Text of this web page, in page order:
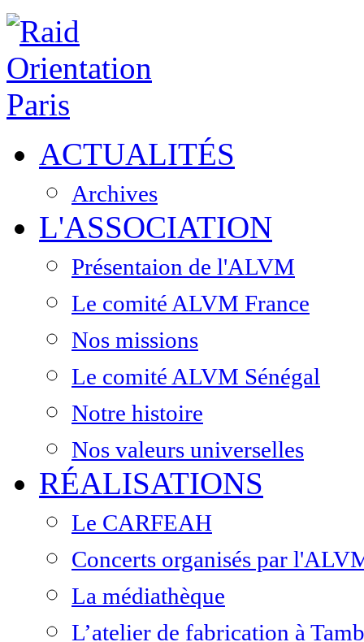
ACTUALITÉS
Archives
L'ASSOCIATION
Présentaion de l'ALVM
Le comité ALVM France
Nos missions
Le comité ALVM Sénégal
Notre histoire
Nos valeurs universelles
RÉALISATIONS
Le CARFEAH
Concerts organisés par
La médiathèque
L’atelier de fabrication à